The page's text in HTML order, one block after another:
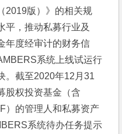
2019版）》的相关规
平，推动私募行业及
年度经审计的财务信
系统上线试运行
。截至2020年12月31
股权投资基金（含
）的管理人和私募资产
系统待办任务提示